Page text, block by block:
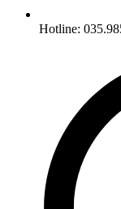
Hotline: